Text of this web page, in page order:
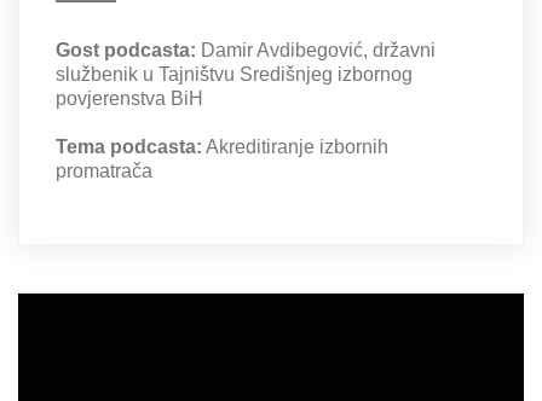
Gost podcasta: Damir Avdibegović, državni
službenik u Tajništvu Središnjeg izbornog
povjerenstva BiH
Tema podcasta: Akreditiranje izbornih
promatrača